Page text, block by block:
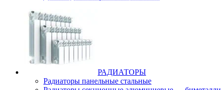
РАДИАТОРЫ
Радиаторы панельные стальные